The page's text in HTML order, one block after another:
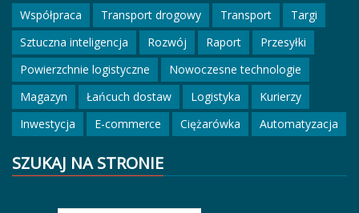
Współpraca Transport drogowy Transport
Targi
Sztuczna inteligencja
Rozwój Raport
Przesyłki
Powierzchnie logistyczne
Nowoczesne technologie
Magazyn
Łańcuch dostaw Logistyka
Kurierzy
Inwestycja
E-commerce Ciężarówka Automatyzacja
SZUKAJ NA STRONIE